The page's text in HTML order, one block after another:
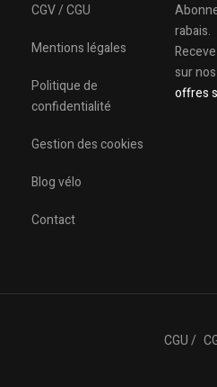
CGV / CGU
Mentions légales
Politique de
confidentialité
Gestion des cookies
Blog vélo
Contact
rabais.
sur
offres
CGU /